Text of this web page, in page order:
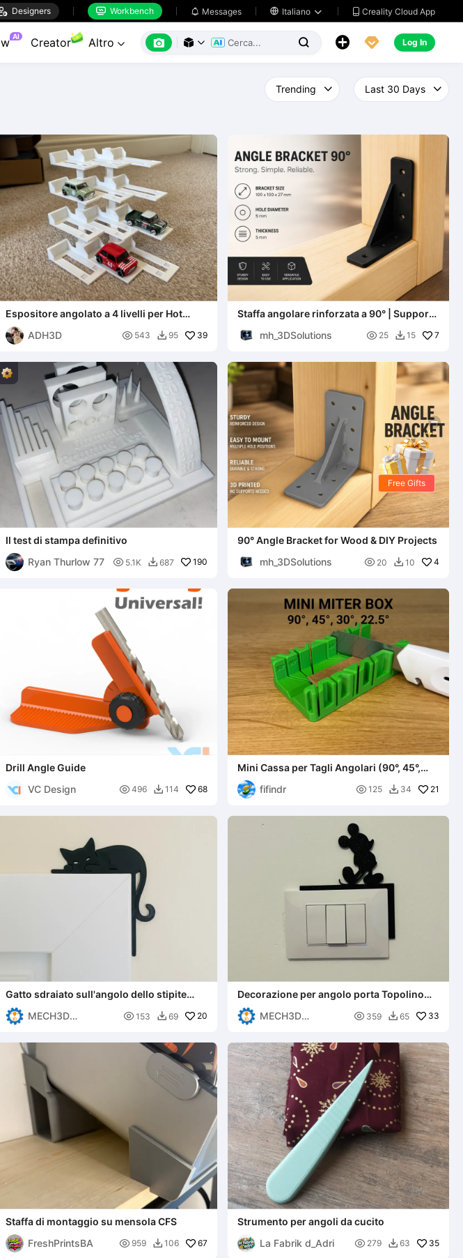
Designers  Workbench  Messages  Italiano   Creality Cloud App
AI Creator Altro        Log In
Espositore angolato a 4 livelli per Hot
Wheels
ADH3D
 543  95 39
Staffa angolare rinforzata a 90° | Supporto
mh_3DSolutions
 25  15 7
Il test di stampa definitivo
Ryan Thurlow 77
 5.1K  687 190
90° Angle Bracket for Wood & DIY Projects
mh_3DSolutions
 20  10 4
Drill Angle Guide
VC Design
 496  114 68
Mini Cassa per Tagli Angolari (90°, 45°,
30°, 22.5°)
fifindr
 125  34 21
Gatto sdraiato sull'angolo dello stipite
della porta
MECH3D
 153  69 20
Decorazione per angolo porta Topolino
Disney
MECH3D
 359  65 33
Staffa di montaggio su mensola CFS
FreshPrintsBA
 959  106 67
Strumento per angoli da cucito
La Fabrik d_Adri
 279  63 35
Free Gifts